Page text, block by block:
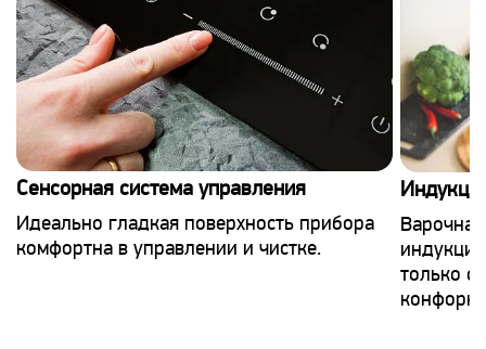
Сенсорная система управления
Идеально гладкая поверхность прибора
комфортна в управлении и чистке.
только